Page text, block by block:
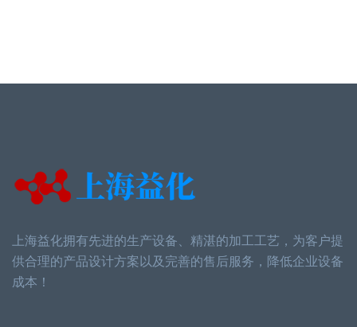
上海益化拥有先进的生产设备、精湛的加工工艺，为客户提
供合理的产品设计方案以及完善的售后服务，降低企业设备
成本！